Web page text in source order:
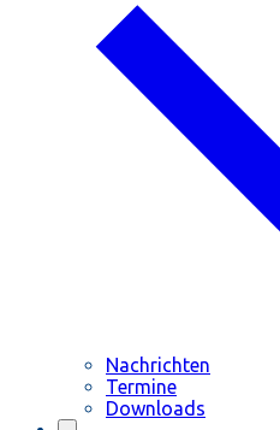
Nachrichten
Termine
Downloads